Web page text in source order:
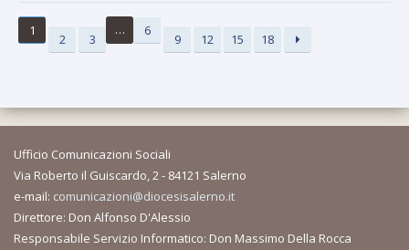
1
2 3
… 6
9 12 15 18
Ufficio Comunicazioni Sociali
Via Roberto il Guiscardo, 2 - 84121 Salerno
e-mail: comunicazioni@diocesisalerno.it
Direttore: Don Alfonso D'Alessio
Responsabile Servizio Informatico: Don Massimo Della Rocca